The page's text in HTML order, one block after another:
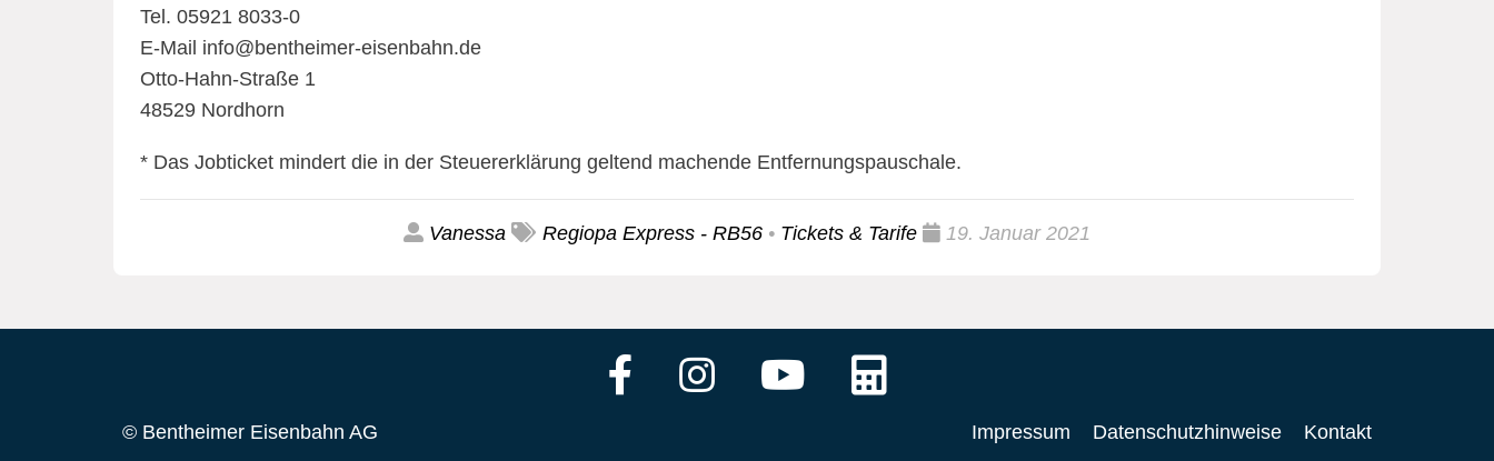
Tel. 05921 8033-0
E-Mail info@bentheimer-eisenbahn.de
Otto-Hahn-Straße 1
48529 Nordhorn
* Das Jobticket mindert die in der Steuererklärung geltend machende Entfernungspauschale.
Vanessa Regiopa Express - RB56 • Tickets & Tarife 19. Januar 2021
© Bentheimer Eisenbahn AG Impressum Datenschutzhinweise Kontakt